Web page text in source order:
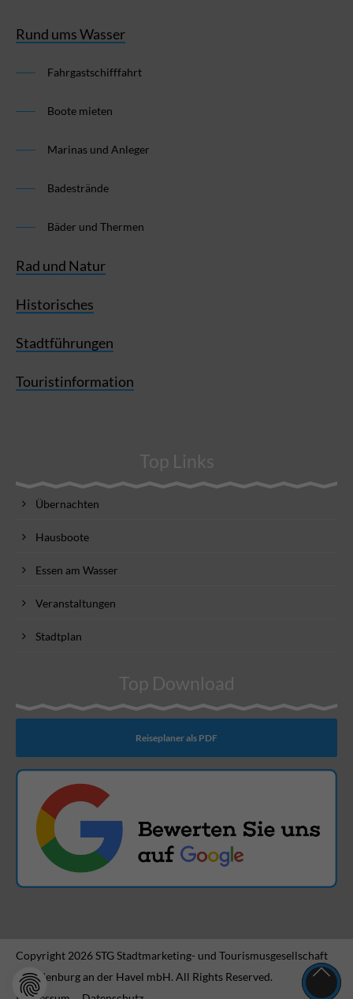
Rund ums Wasser
Fahrgastschifffahrt
Boote mieten
Marinas und Anleger
Badestrände
Bäder und Thermen
Rad und Natur
Historisches
Stadtführungen
Touristinformation
Top Links
Übernachten
Hausboote
Essen am Wasser
Veranstaltungen
Stadtplan
Top Download
Reiseplaner als PDF
Copyright 2026 STG Stadtmarketing- und Tourismusgesellschaft
Brandenburg an der Havel mbH. All Rights Reserved.